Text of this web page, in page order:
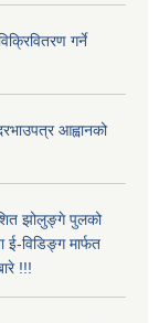
गर्ने
आह्वानको
झोलुङ्गे पुलको
ई-विडिङ्ग मार्फत
!!!